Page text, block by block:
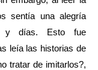
sentía una alegría
y días. Esto fue
leía las historias de
tratar de imitarlos?,